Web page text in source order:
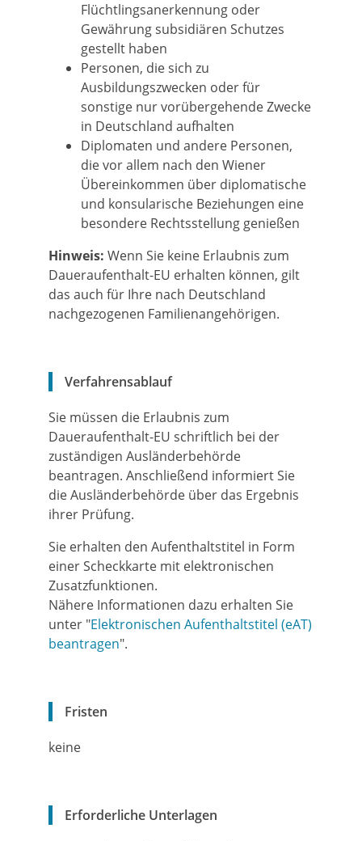
Flüchtlingsanerkennung oder
Gewährung subsidiären Schutzes
gestellt haben
Personen, die sich zu
Ausbildungszwecken oder für
sonstige nur vorübergehende Zwecke
in Deutschland aufhalten
Diplomaten und andere Personen,
die vor allem nach den Wiener
Übereinkommen über diplomatische
und konsularische Beziehungen eine
besondere Rechtsstellung genießen
Hinweis: Wenn Sie keine Erlaubnis zum
Daueraufenthalt-EU erhalten können, gilt
das auch für Ihre nach Deutschland
nachgezogenen Familienangehörigen.
Verfahrensablauf
Sie müssen die Erlaubnis zum
Daueraufenthalt-EU schriftlich bei der
zuständigen Ausländerbehörde
beantragen. Anschließend informiert Sie
die Ausländerbehörde über das Ergebnis
ihrer Prüfung.
Sie erhalten den Aufenthaltstitel in Form
einer Scheckkarte mit elektronischen
Zusatzfunktionen.
Nähere Informationen dazu erhalten Sie
unter "Elektronischen Aufenthaltstitel (eAT)
beantragen".
Fristen
keine
Erforderliche Unterlagen